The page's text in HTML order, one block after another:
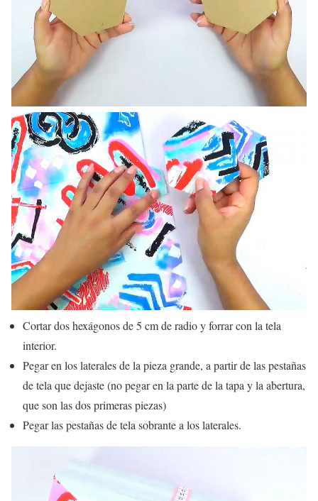
Cortar dos hexágonos de 5 cm de radio y forrar con la tela
interior.
Pegar en los laterales de la pieza grande, a partir de las pestañas
de tela que dejaste (no pegar en la parte de la tapa y la abertura,
que son las dos primeras piezas)
Pegar las pestañas de tela sobrante a los laterales.